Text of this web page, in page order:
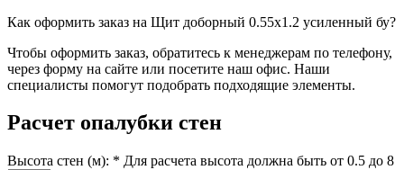
Как оформить заказ на Щит доборный 0.55х1.2 усиленный бу?
Чтобы оформить заказ, обратитесь к менеджерам по телефону,
через форму на сайте или посетите наш офис. Наши
специалисты помогут подобрать подходящие элементы.
Расчет опалубки стен
Высота стен (м): * Для расчета высота должна быть от 0.5 до 8